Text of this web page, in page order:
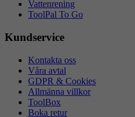
Vattenrening
ToolPal To Go
Kundservice
Kontakta oss
Våra avtal
GDPR & Cookies
Allmänna villkor
ToolBox
Boka retur